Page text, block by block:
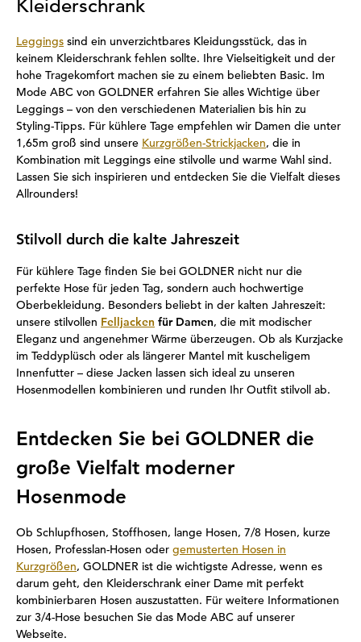
Kleiderschrank
Leggings sind ein unverzichtbares Kleidungsstück, das in
keinem Kleiderschrank fehlen sollte. Ihre Vielseitigkeit und der
hohe Tragekomfort machen sie zu einem beliebten Basic. Im
Mode ABC von GOLDNER erfahren Sie alles Wichtige über
Leggings – von den verschiedenen Materialien bis hin zu
Styling-Tipps. Für kühlere Tage empfehlen wir Damen die unter
1,65m groß sind unsere Kurzgrößen-Strickjacken, die in
Kombination mit Leggings eine stilvolle und warme Wahl sind.
Lassen Sie sich inspirieren und entdecken Sie die Vielfalt dieses
Allrounders!
Stilvoll durch die kalte Jahreszeit
Für kühlere Tage finden Sie bei GOLDNER nicht nur die
perfekte Hose für jeden Tag, sondern auch hochwertige
Oberbekleidung. Besonders beliebt in der kalten Jahreszeit:
unsere stilvollen Felljacken für Damen, die mit modischer
Eleganz und angenehmer Wärme überzeugen. Ob als Kurzjacke
im Teddyplüsch oder als längerer Mantel mit kuscheligem
Innenfutter – diese Jacken lassen sich ideal zu unseren
Hosenmodellen kombinieren und runden Ihr Outfit stilvoll ab.
Entdecken Sie bei GOLDNER die
große Vielfalt moderner
Hosenmode
Ob Schlupfhosen, Stoffhosen, lange Hosen, 7/8 Hosen, kurze
Hosen, Professlan-Hosen oder gemusterten Hosen in
Kurzgrößen, GOLDNER ist die wichtigste Adresse, wenn es
darum geht, den Kleiderschrank einer Dame mit perfekt
kombinierbaren Hosen auszustatten. Für weitere Informationen
zur 3/4-Hose besuchen Sie das Mode ABC auf unserer
Webseite.